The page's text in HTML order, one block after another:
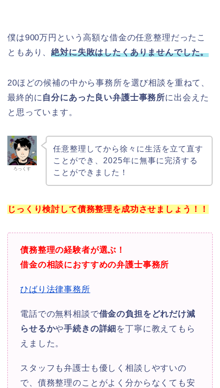
僕は900万円という高額な借金の任意整理だったこ
ともあり、絶対に失敗はしたくありませんでした。
20ほどの候補の中から事務所を選び相談を重ねて、
最終的に自分にあった良い弁護士事務所に出会えた
と思っています。
ろっくす
任意整理してから徐々に生活を立て直す
ことができ、2025年に無事に完済する
ことができました！
じっくり検討して債務整理を成功させましょう！！
債務整理の経験者が選ぶ！
借金の相談におすすめの弁護士事務所
ひばり法律事務所
電話での無料相談で借金の負担をどれだけ減
らせるかや手続きの詳細 を丁寧に教えてもら
えました。
スタッフも弁護士も優しく相談しやすいの
で、債務整理のことがよく分からなくても安